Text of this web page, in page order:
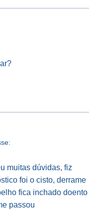
muitas dúvidas, fiz
foi o cisto, derrame
fica inchado doento
passou